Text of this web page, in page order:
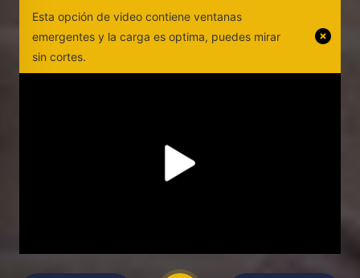
Esta opción de video contiene ventanas
emergentes y la carga es optima, puedes mirar
sin cortes.